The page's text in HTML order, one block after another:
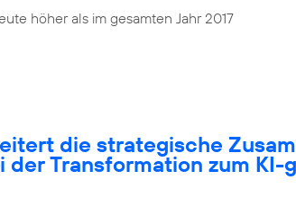
höher als im gesamten Jahr 2017
die strategische
der Transformation zum KI-